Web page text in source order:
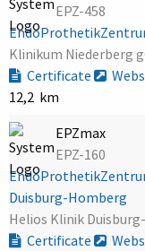
EPZ-458
Klinikum Niederberg
Certificate
12,2 km
EPZmax
EPZ-160
Duisburg-Homberg
Helios Klinik
Certificate